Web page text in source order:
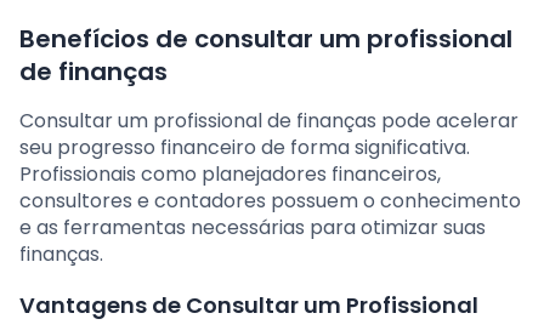
Benefícios de consultar um profissional
de finanças
Consultar um profissional de finanças pode acelerar
seu progresso financeiro de forma significativa.
Profissionais como planejadores financeiros,
consultores e contadores possuem o conhecimento
e as ferramentas necessárias para otimizar suas
finanças.
Vantagens de Consultar um Profissional